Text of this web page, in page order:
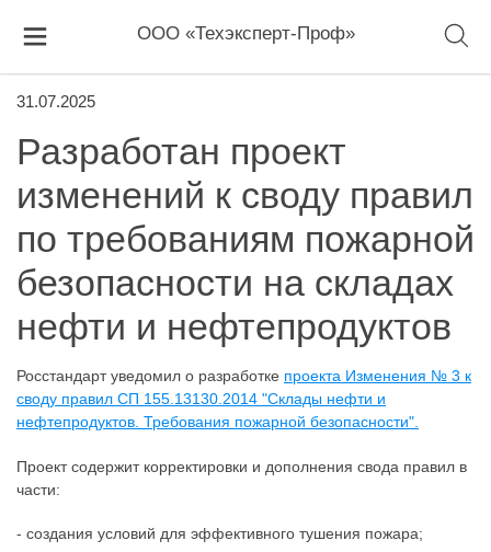
ООО «Техэксперт-Проф»
31.07.2025
Разработан проект
изменений к своду правил
по требованиям пожарной
безопасности на складах
нефти и нефтепродуктов
Росстандарт уведомил о разработке проекта Изменения № 3 к
своду правил СП 155.13130.2014 "Склады нефти и
нефтепродуктов. Требования пожарной безопасности".
Проект содержит корректировки и дополнения свода правил в
части:
- создания условий для эффективного тушения пожара;